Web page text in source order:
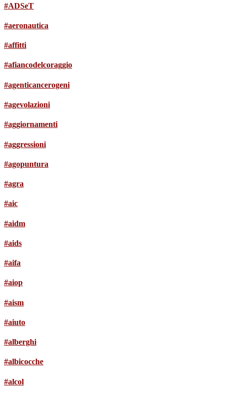
#ADSeT
#aeronautica
#affitti
#afiancodelcoraggio
#agenticancerogeni
#agevolazioni
#aggiornamenti
#aggressioni
#agopuntura
#agra
#aic
#aidm
#aids
#aifa
#aiop
#aism
#aiuto
#alberghi
#albicocche
#alcol